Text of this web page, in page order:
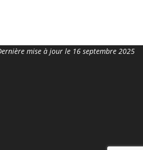
mise à jour le 16 septembre 2025